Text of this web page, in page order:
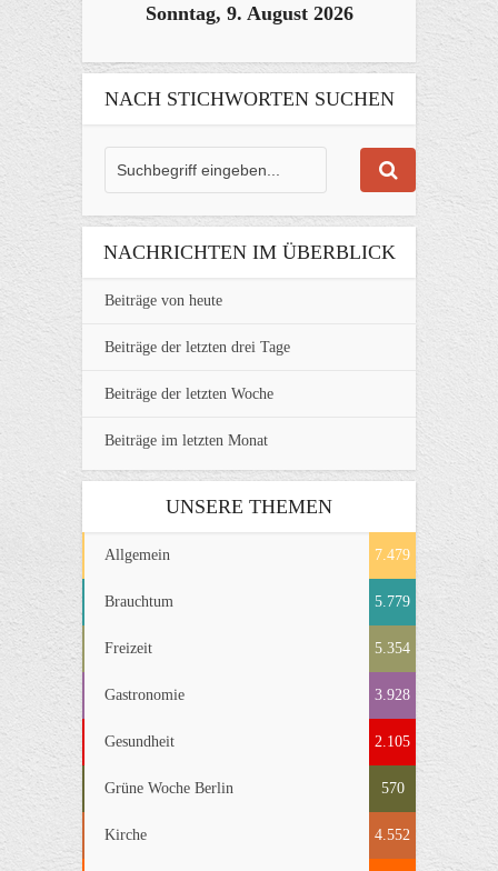
Sonntag, 9. August 2026
NACH STICHWORTEN SUCHEN
NACHRICHTEN IM ÜBERBLICK
Beiträge von heute
Beiträge der letzten drei Tage
Beiträge der letzten Woche
Beiträge im letzten Monat
UNSERE THEMEN
Allgemein 7.479
Brauchtum 5.779
Freizeit 5.354
Gastronomie 3.928
Gesundheit 2.105
Grüne Woche Berlin 570
Kirche 4.552